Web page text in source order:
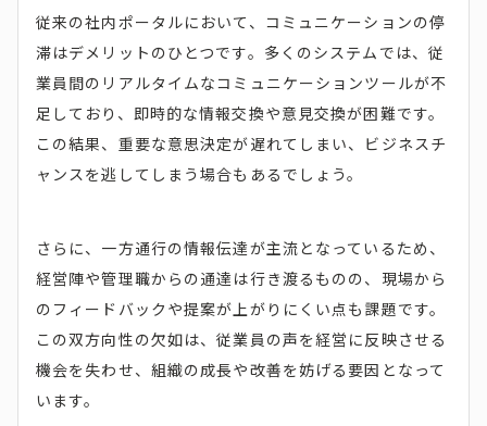
従来の社内ポータルにおいて、コミュニケーションの停
滞はデメリットのひとつです。多くのシステムでは、従
業員間のリアルタイムなコミュニケーションツールが不
足しており、即時的な情報交換や意見交換が困難です。
この結果、重要な意思決定が遅れてしまい、ビジネスチ
ャンスを逃してしまう場合もあるでしょう。
さらに、一方通行の情報伝達が主流となっているため、
経営陣や管理職からの通達は行き渡るものの、現場から
のフィードバックや提案が上がりにくい点も課題です。
この双方向性の欠如は、従業員の声を経営に反映させる
機会を失わせ、組織の成長や改善を妨げる要因となって
います。